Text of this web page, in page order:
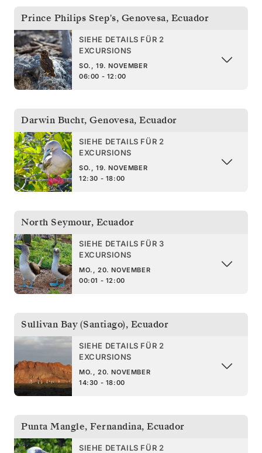
Prince Philips Step's, Genovesa, Ecuador
SIEHE DETAILS FÜR 2
EXCURSIONS
SO., 19. NOVEMBER
06:00 - 12:00
Darwin Bucht, Genovesa, Ecuador
SIEHE DETAILS FÜR 2
EXCURSIONS
SO., 19. NOVEMBER
12:30 - 18:00
North Seymour, Ecuador
SIEHE DETAILS FÜR 3
EXCURSIONS
MO., 20. NOVEMBER
00:01 - 12:00
Sullivan Bay (Santiago), Ecuador
SIEHE DETAILS FÜR 2
EXCURSIONS
MO., 20. NOVEMBER
14:30 - 18:00
Punta Mangle, Fernandina, Ecuador
SIEHE DETAILS FÜR 2